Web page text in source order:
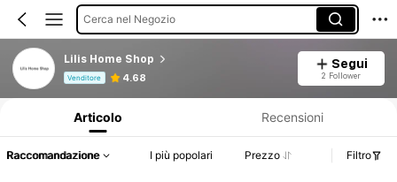
Cerca nel Negozio
Lilis Home Shop
Venditore 4.68
Segui
2 Follower
Articolo Recensioni
Raccomandazione I più popolari Prezzo Filtro